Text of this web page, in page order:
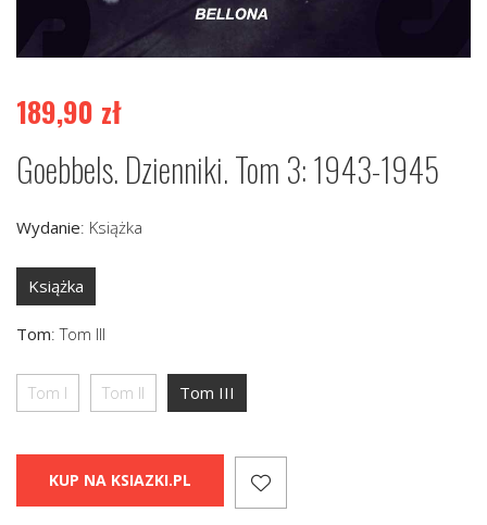
189,90 zł
Goebbels. Dzienniki. Tom 3: 1943-1945
Wydanie: Książka
Książka
Tom: Tom III
Tom I Tom II Tom III
KUP NA KSIAZKI.PL